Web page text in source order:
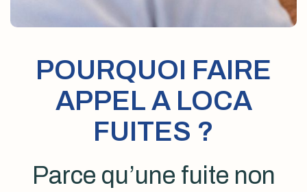
POURQUOI FAIRE
APPEL A LOCA
FUITES ?
Parce qu’une fuite non